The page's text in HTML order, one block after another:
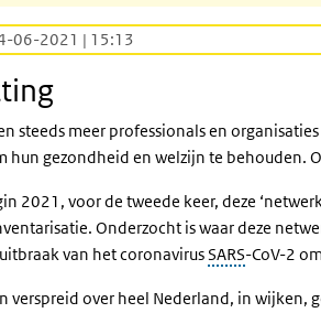
06-2021 | 15:13
steeds meer professionals en
hun gezondheid en welzijn te behouden.
2021, voor de tweede keer, deze
Onderzocht is waar deze
van het coronavirusSARS-CoV-2
verspreid over heel Nederland, in